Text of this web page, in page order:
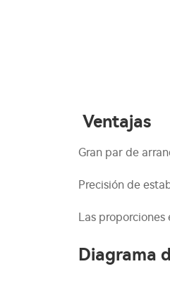
Ventajas
Gran par de
Precisión de
Las proporciones
Diagrama